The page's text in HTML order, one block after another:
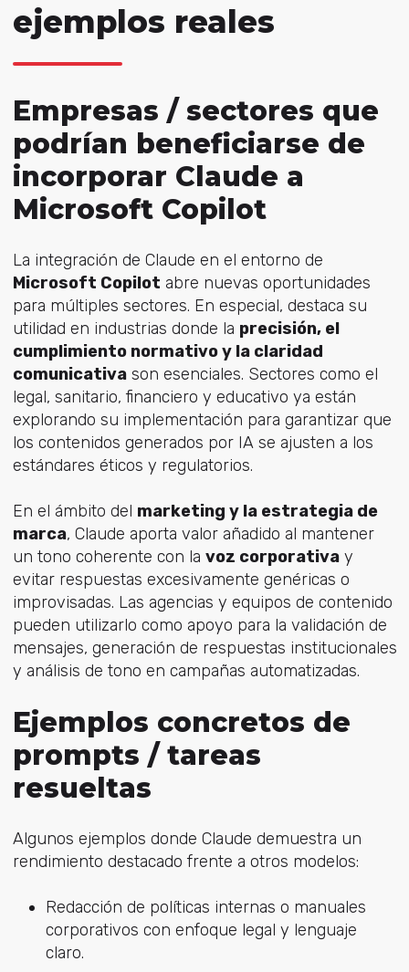
ejemplos reales
Empresas / sectores que
podrían beneficiarse de
incorporar Claude a
Microsoft Copilot
La integración de Claude en el entorno de
Microsoft Copilot abre nuevas oportunidades
para múltiples sectores. En especial, destaca su
utilidad en industrias donde la precisión, el
cumplimiento normativo y la claridad
comunicativason esenciales. Sectores como el
legal, sanitario, financiero y educativo ya están
explorando su implementación para garantizar que
los contenidos generados por IA se ajusten a los
estándares éticos y regulatorios.
En el ámbito del marketing y la estrategia de
marca, Claude aporta valor añadido al mantener
un tono coherente con la voz corporativay
evitar respuestas excesivamente genéricas o
improvisadas. Las agencias y equipos de contenido
pueden utilizarlo como apoyo para la validación de
mensajes, generación de respuestas institucionales
y análisis de tono en campañas automatizadas.
Ejemplos concretos de
prompts / tareas
resueltas
Algunos ejemplos donde Claude demuestra un
rendimiento destacado frente a otros modelos:
Redacción de políticas internas o manuales
corporativos con enfoque legal y lenguaje
claro.